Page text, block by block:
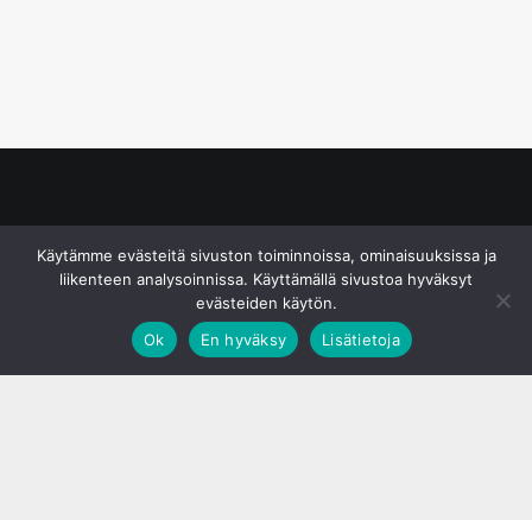
Käytämme evästeitä sivuston toiminnoissa, ominaisuuksissa ja
liikenteen analysoinnissa. Käyttämällä sivustoa hyväksyt
evästeiden käytön.
Ok
En hyväksy Lisätietoja